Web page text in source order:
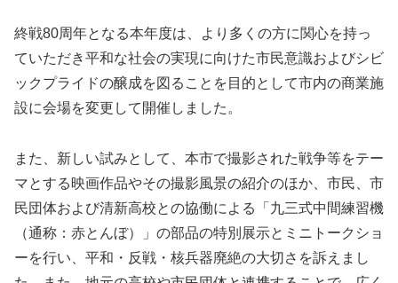
終戦80周年となる本年度は、より多くの方に関心を持っ
ていただき平和な社会の実現に向けた市民意識およびシビ
ックプライドの醸成を図ることを目的として市内の商業施
設に会場を変更して開催しました。
また、新しい試みとして、本市で撮影された戦争等をテー
マとする映画作品やその撮影風景の紹介のほか、市民、市
民団体および清新高校との協働による「九三式中間練習機
（通称：赤とんぼ）」の部品の特別展示とミニトークショ
ーを行い、平和・反戦・核兵器廃絶の大切さを訴えまし